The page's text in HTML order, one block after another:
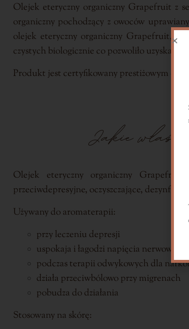
Olejek eteryczny organiczny Grapefruit z
organiczny pochodzący z owoców
olejek eteryczny organiczny Grapefruit,
czystych biologicznie co pozwoliło uzyskać
Produkt jest certyfikowany prestiżowym
Jakie
Olejek eteryczny organiczny Grapefruit
przeciwdepresyjne, oczyszczające,
Używany do aromaterapii:
przy leczeniu depresji
uspokaja i łagodzi napięcia nerwowe,
podczas terapii odwykowych dla
działa przeciwbólowo przy migrenach
pobudza do działania
Stosowany na skórę: